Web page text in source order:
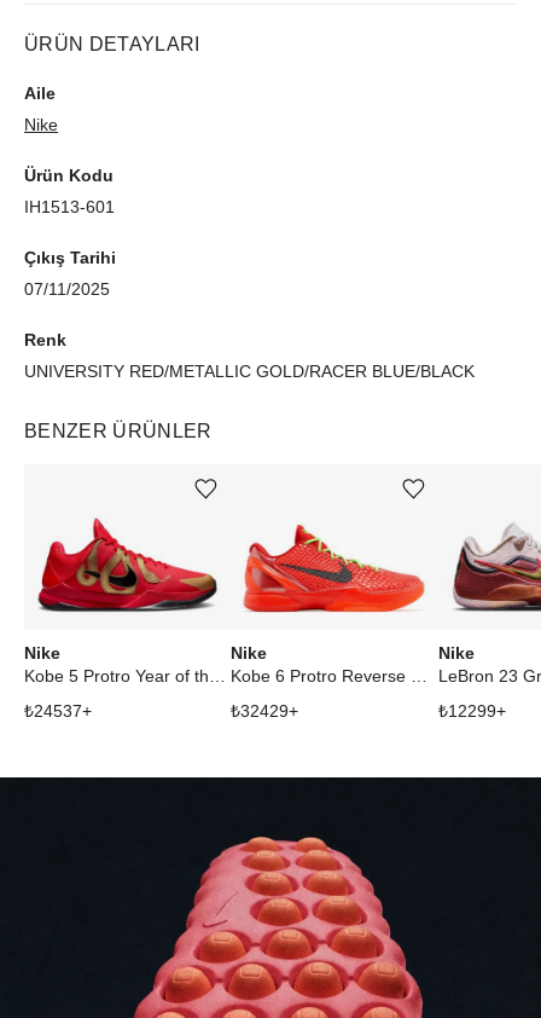
geçiş yapmanı sağlar. Profesyonel seviye stabilite ve darbe
ÜRÜN DETAYLARI
Aile
Nike
Ürün Kodu
IH1513-601
Çıkış Tarihi
07/11/2025
Renk
UNIVERSITY RED/METALLIC GOLD/RACER BLUE/BLACK
BENZER ÜRÜNLER
Nike
₺24537+
Ürünü istek listesine ekle veya listeden çıkar
Nike
₺32429+
Ürünü istek listesine ekle veya listeden çıkar
Nike
₺12299+